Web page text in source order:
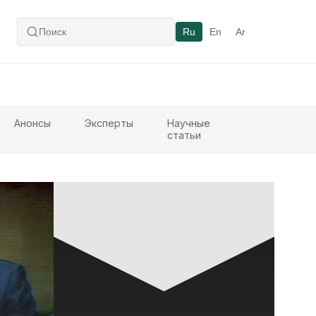
Ru En Ar
Анонсы Эксперты
Научные
статьи